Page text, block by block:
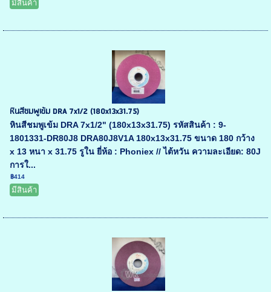
มีสินค้า
หินสีชมพูเข้ม DRA 7x1/2 (180x13x31.75)
หินสีชมพูเข้ม DRA 7x1/2" (180x13x31.75) รหัสสินค้า : 9-
1801331-DR80J8 DRA80J8V1A 180x13x31.75 ขนาด 180 กว้าง
x 13 หนา x 31.75 รูใน ยี่ห้อ : Phoniex // ไต้หวัน ความละเอียด: 80J
การใ...
฿414
มีสินค้า